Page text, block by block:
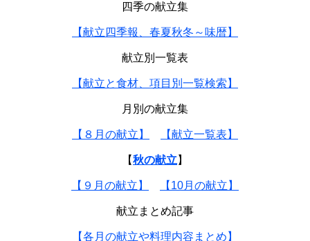
四季の献立集
【献立四季報、春夏秋冬～味暦】
献立別一覧表
【献立と食材、項目別一覧検索】
月別の献立集
【８月の献立】 【献立一覧表】
【秋の献立 】
【９月の献立】 【10月の献立】
献立まとめ記事
【各月の献立や料理内容まとめ】